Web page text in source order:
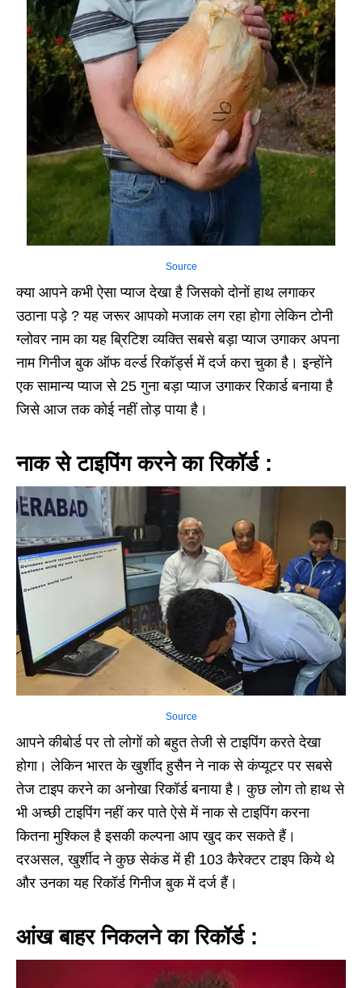
Source
क्या आपने कभी ऐसा प्याज देखा है जिसको दोनों हाथ लगाकर
उठाना पड़े ? यह जरूर आपको मजाक लग रहा होगा लेकिन टोनी
ग्लोवर नाम का यह ब्रिटिश व्यक्ति सबसे बड़ा प्याज उगाकर अपना
नाम गिनीज बुक ऑफ वर्ल्ड रिकॉर्ड्स में दर्ज करा चुका है। इन्होंने
एक सामान्य प्याज से 25 गुना बड़ा प्याज उगाकर रिकार्ड बनाया है
जिसे आज तक कोई नहीं तोड़ पाया है।
नाक से टाइपिंग करने का रिकॉर्ड :
Source
आपने कीबोर्ड पर तो लोगों को बहुत तेजी से टाइपिंग करते देखा
होगा। लेकिन भारत के खुर्शीद हुसैन ने नाक से कंप्यूटर पर सबसे
तेज टाइप करने का अनोखा रिकॉर्ड बनाया है। कुछ लोग तो हाथ से
भी अच्छी टाइपिंग नहीं कर पाते ऐसे में नाक से टाइपिंग करना
कितना मुश्किल है इसकी कल्पना आप खुद कर सकते हैं।
दरअसल, खुर्शीद ने कुछ सेकंड में ही 103 कैरेक्टर टाइप किये थे
और उनका यह रिकॉर्ड गिनीज बुक में दर्ज हैं।
आंख बाहर निकलने का रिकॉर्ड :